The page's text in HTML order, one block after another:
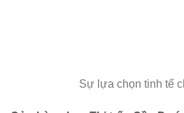
Sự lựa chọn tinh tế